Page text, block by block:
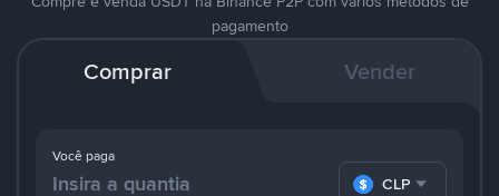
pagamento
Comprar Vender
Você paga
CLP